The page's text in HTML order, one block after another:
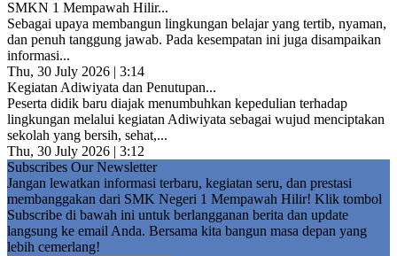
SMKN 1 Mempawah Hilir...
Sebagai upaya membangun lingkungan belajar yang tertib, nyaman,
dan penuh tanggung jawab. Pada kesempatan ini juga disampaikan
informasi...
Thu, 30 July 2026 | 3:14
Kegiatan Adiwiyata dan Penutupan...
Peserta didik baru diajak menumbuhkan kepedulian terhadap
lingkungan melalui kegiatan Adiwiyata sebagai wujud menciptakan
sekolah yang bersih, sehat,...
Thu, 30 July 2026 | 3:12
Subscribes Our Newsletter
Jangan lewatkan informasi terbaru, kegiatan seru, dan prestasi
membanggakan dari SMK Negeri 1 Mempawah Hilir! Klik tombol
Subscribe di bawah ini untuk berlangganan berita dan update
langsung ke email Anda. Bersama kita bangun masa depan yang
lebih cemerlang!